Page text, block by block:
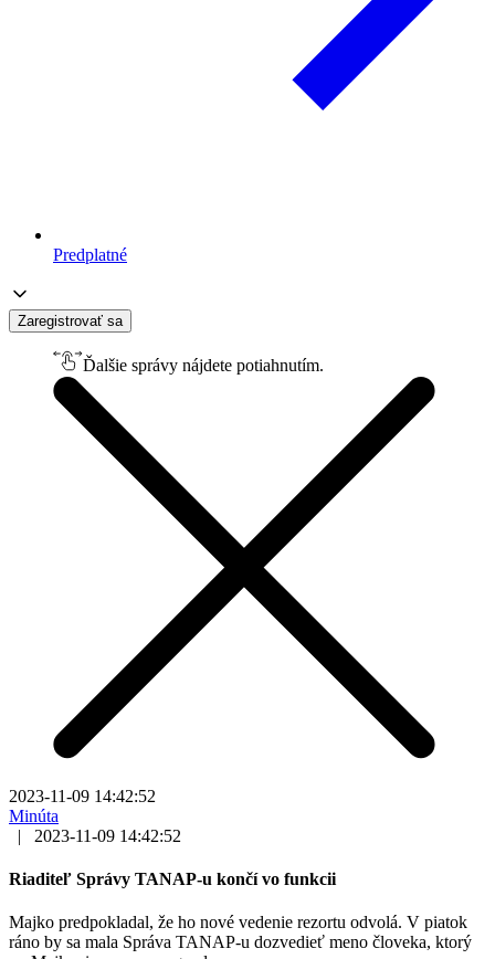
Predplatné
Zaregistrovať sa
Ďalšie správy nájdete potiahnutím.
2023-11-09 14:42:52
Minúta
|
2023-11-09 14:42:52
Riaditeľ Správy TANAP-u končí vo funkcii
Majko predpokladal, že ho nové vedenie rezortu odvolá. V piatok
ráno by sa mala Správa TANAP-u dozvedieť meno človeka, ktorý